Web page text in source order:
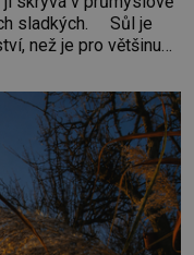
sladkých. Sůl je
než je pro většinu